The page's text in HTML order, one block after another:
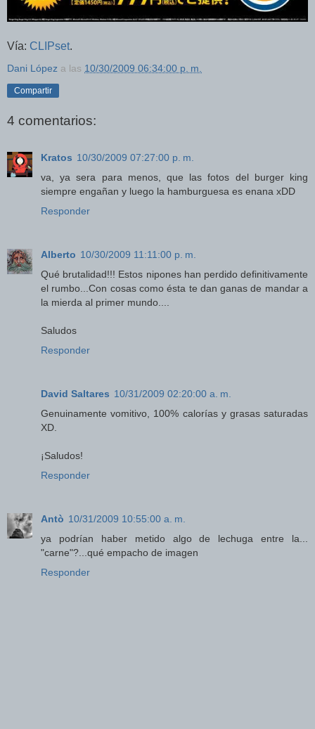
Vía: CLIPset.
Dani López a las 10/30/2009 06:34:00 p. m.
Compartir
4 comentarios:
Kratos 10/30/2009 07:27:00 p. m.
va, ya sera para menos, que las fotos del burger king
siempre engañan y luego la hamburguesa es enana xDD
Responder
Alberto 10/30/2009 11:11:00 p. m.
Qué brutalidad!!! Estos nipones han perdido definitivamente
el rumbo...Con cosas como ésta te dan ganas de mandar a
la mierda al primer mundo....
Saludos
Responder
David Saltares 10/31/2009 02:20:00 a. m.
Genuinamente vomitivo, 100% calorías y grasas saturadas
XD.
¡Saludos!
Responder
Antò 10/31/2009 10:55:00 a. m.
ya podrían haber metido algo de lechuga entre la...
"carne"?...qué empacho de imagen
Responder